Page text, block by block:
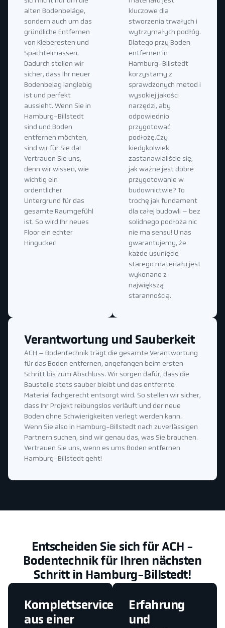
kluczowe dla
stworzenia trwałych i
wytrzymałych podłóg.
Dlatego przy Boden
entfernen in
Hamburg-Billstedt
korzystamy z
sprawdzonych metod i
wysokiej jakości
narzędzi, aby
odpowiednio
przygotować
podłożę.Czy
kiedykolwiek
zastanawialiście się,
jak ważne jest dobre
przygotowanie w
budownictwie? To
trochę jak fundament
dla całej budowli – bez
solidnego podłoża nic
nie ma sensu! U nas
gwarantujemy, że
każde usunięcie
starego materiału jest
wykonane z
największą
starannością.
alten Bodenbeläge,
sondern auch um das
gründliche Entfernen
von Kleberesten und
Spachtelmassen.
Dadurch stellen wir
sicher, dass Ihr neuer
Bodenbelag langlebig
ist und perfekt
aussieht. Wenn Sie in
Hamburg-Billstedt
sind und Boden
entfernen möchten,
sind wir für Sie da!
Vertrauen Sie uns,
denn wir wissen, wie
wichtig ein
ordentlicher
Untergrund für das
gesamte Raumgefühl
ist. So wird Ihr neues
Floor ein echter
Hingucker!
Verantwortung und Sauberkeit
ACH – Bodentechnik trägt die gesamte Verantwortung
für das Boden entfernen, angefangen beim ersten
Schritt bis zum Abschluss. Wir sorgen dafür, dass die
Baustelle stets sauber bleibt und das entfernte
Material fachgerecht entsorgt wird. So stellen wir sicher,
dass Ihr Projekt reibungslos verläuft und der neue
Boden ohne Schwierigkeiten verlegt werden kann.
Wenn Sie also in Hamburg-Billstedt nach zuverlässigen
Partnern suchen, sind wir genau das, was Sie brauchen.
Vertrauen Sie uns, wenn es ums Boden entfernen
Hamburg-Billstedt geht!
Entscheiden Sie sich für ACH -
Bodentechnik für Ihren nächsten
Schritt in Hamburg-Billstedt!
Erfahrung
und
Komplettservice
aus einer